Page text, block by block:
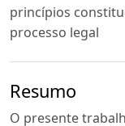
princípios
processo legal
Resumo
O presente